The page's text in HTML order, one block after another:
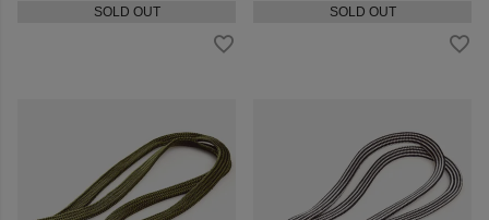
SOLD OUT SOLD OUT